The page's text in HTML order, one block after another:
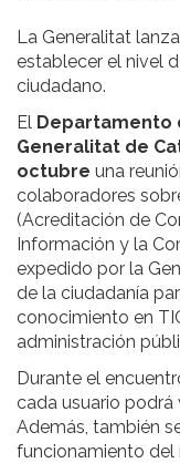
La Generalitat
establecer el nivel
ciudadano.
El Departamento
Generalitat de
octubre una
colaboradores
(Acreditación de
Información y la
expedido por la
de la ciudadanía
conocimiento en
administración
Durante el
cada usuario podrá
Además, también
funcionamiento del